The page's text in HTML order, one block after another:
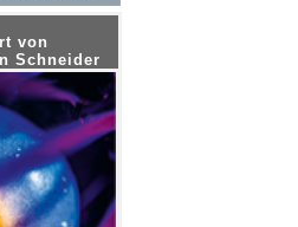
von
Schneider